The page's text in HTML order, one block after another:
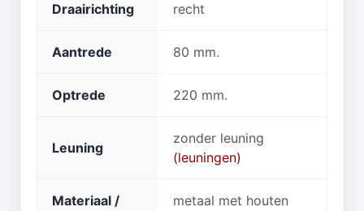
Draairichting recht
Aantrede 80 mm.
Optrede 220 mm.
Leuning
zonder leuning
(leuningen)
Materiaal /
metaal met houten